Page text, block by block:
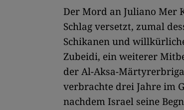
Der Mord an Juliano Mer
Schlag versetzt, zumal
Schikanen und
Zubeidi, ein weiterer
der Al-Aksa-
verbrachte drei Jahre im
nachdem Israel seine